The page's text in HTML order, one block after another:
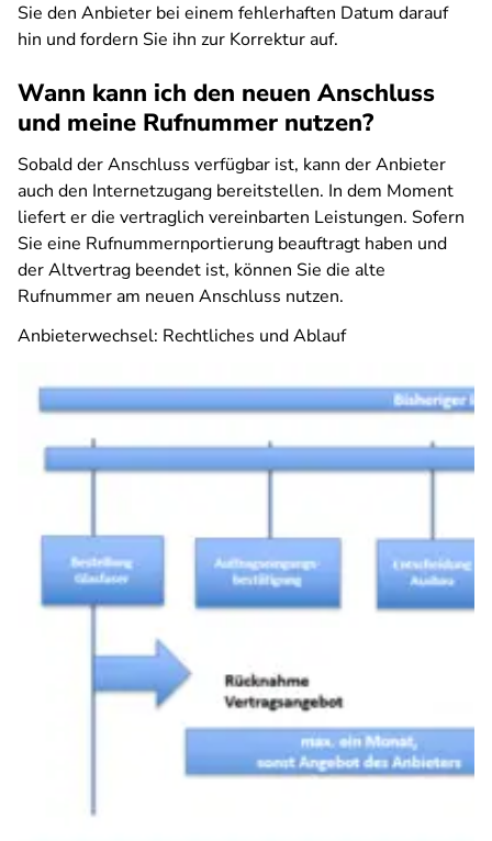
Sie den Anbieter bei einem fehlerhaften Datum darauf
hin und fordern Sie ihn zur Korrektur auf.
Wann kann ich den neuen Anschluss
und meine Rufnummer nutzen?
Sobald der Anschluss verfügbar ist, kann der Anbieter
auch den Internetzugang bereitstellen. In dem Moment
liefert er die vertraglich vereinbarten Leistungen. Sofern
Sie eine Rufnummernportierung beauftragt haben und
der Altvertrag beendet ist, können Sie die alte
Rufnummer am neuen Anschluss nutzen.
Anbieterwechsel: Rechtliches und Ablauf